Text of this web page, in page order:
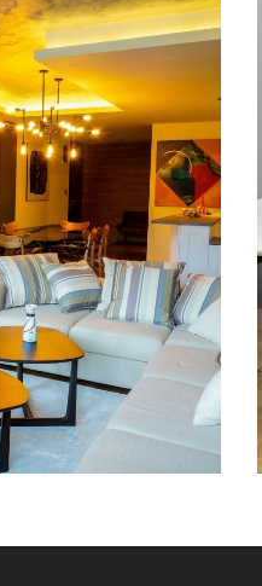
400 кв.м.
ММ Group